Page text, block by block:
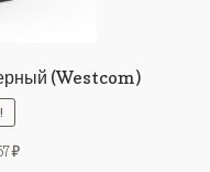
(Westcom)
₽Текущая